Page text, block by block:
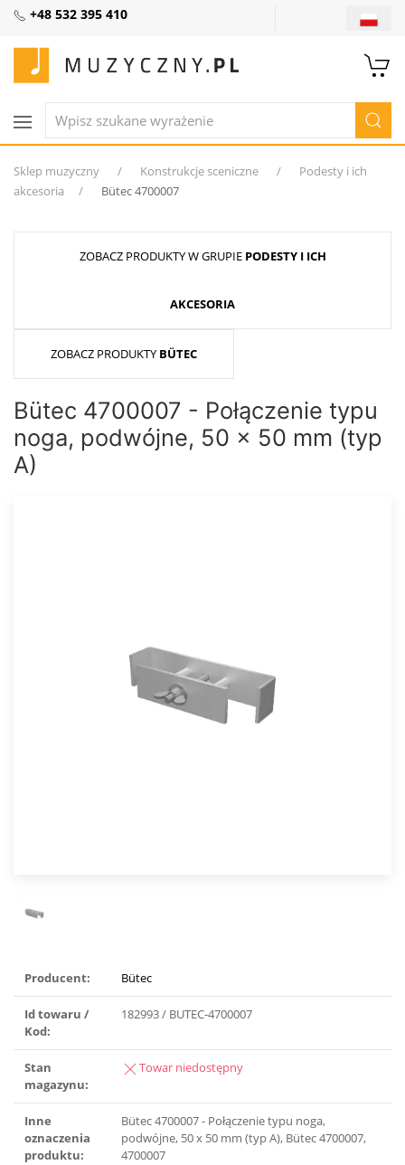
+48 532 395 410
Sklep muzyczny Konstrukcje sceniczne
Podesty i ich
akcesoria
Bütec 4700007
ZOBACZ PRODUKTY W GRUPIE PODESTY I ICH
AKCESORIA
ZOBACZ PRODUKTY BÜTEC
Bütec 4700007 - Połączenie typu
noga, podwójne, 50 x 50 mm (typ
A)
Producent: Bütec
Id towaru /
Kod:
182993 / BUTEC-4700007
Stan
magazynu:
Towar niedostępny
Inne
oznaczenia
produktu:
Bütec 4700007 - Połączenie typu noga,
podwójne, 50 x 50 mm (typ A), Bütec 4700007,
4700007